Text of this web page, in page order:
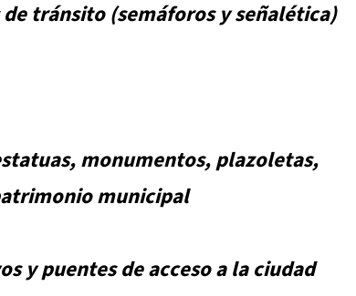
tránsito (semáforos y señalética)
monumentos, plazoletas,
municipal
y puentes de acceso a la ciudad